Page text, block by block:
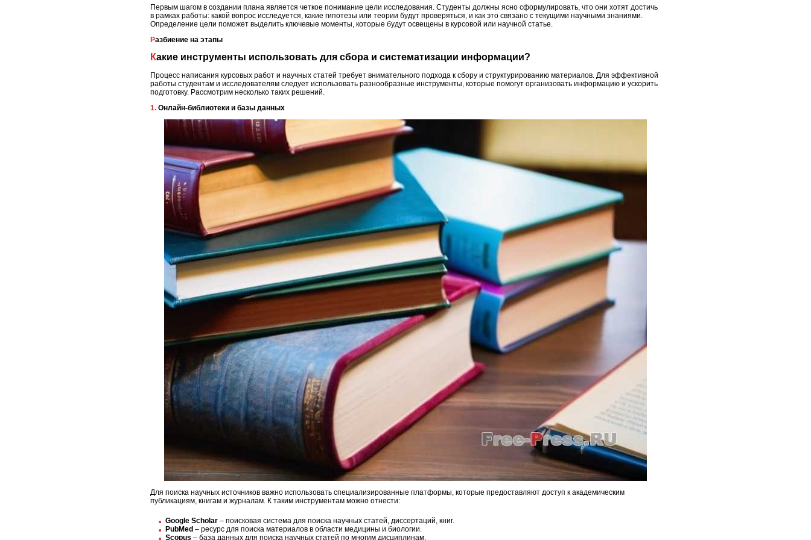
Первым шагом в создании плана является четкое понимание цели исследования. Студенты должны ясно сформулировать, что они хотят достичь
в рамках работы: какой вопрос исследуется, какие гипотезы или теории будут проверяться, и как это связано с текущими научными знаниями.
Определение цели поможет выделить ключевые моменты, которые будут освещены в курсовой или научной статье.
Разбиение на этапы
Какие инструменты использовать для сбора и систематизации информации?
Процесс написания курсовых работ и научных статей требует внимательного подхода к сбору и структурированию материалов. Для эффективной
работы студентам и исследователям следует использовать разнообразные инструменты, которые помогут организовать информацию и ускорить
подготовку. Рассмотрим несколько таких решений.
1. Онлайн-библиотеки и базы данных
Для поиска научных источников важно использовать специализированные платформы, которые предоставляют доступ к академическим
публикациям, книгам и журналам. К таким инструментам можно отнести:
Google Scholar – поисковая система для поиска научных статей, диссертаций, книг.
PubMed – ресурс для поиска материалов в области медицины и биологии.
Scopus – база данных для поиска научных статей по многим дисциплинам.